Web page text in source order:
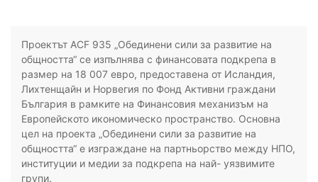
Проектът ACF 935 „Обединени сили за развитие на
общността“ се изпълнява с финансовата подкрепа в
размер на 18 007 евро, предоставена от Исландия,
Лихтенщайн и Норвегия по Фонд Активни граждани
България в рамките на Финансовия механизъм на
Европейското икономическо пространство. Основна
цел на проекта „Обединени сили за развитие на
общността“ е изграждане на партньорство между НПО,
институции и медии за подкрепа на най- уязвимите
групи.